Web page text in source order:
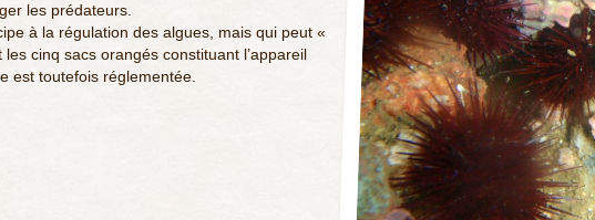
les prédateurs.
à la régulation des algues, mais qui peut «
cinq sacs orangés constituant l’appareil
est toutefois réglementée.